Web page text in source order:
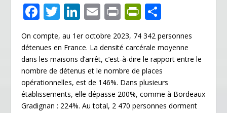
F
ac
e
b
o
o
T
itt
er
Li
k
e
dI
n
E
m
ai
l
Pr
in
t
Pr
in
tF
ri
e
n
ta
g
er
On compte, au 1eroctobre 2023, 74 342 personnes
détenues en France. La densité carcérale moyenne
dans les maisons d’arrêt, c’est-à-dire le rapport entre le
nombre de détenus et le nombre de places
opérationnelles, est de 146%. Dans plusieurs
établissements, elle dépasse 200%, comme à Bordeaux
Gradignan : 224%. Au total, 2 470 personnes dorment